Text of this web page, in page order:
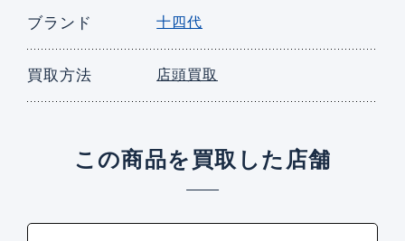
ブランド 十四代
買取方法 店頭買取
この商品を買取した店舗